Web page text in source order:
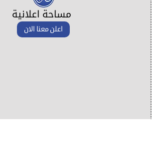
مساحة اعلانية
اعلن معنا الان